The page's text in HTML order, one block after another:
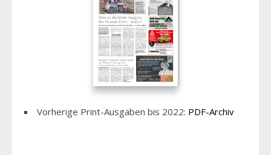
Vorherige Print-Ausgaben bis 2022: PDF-Archiv